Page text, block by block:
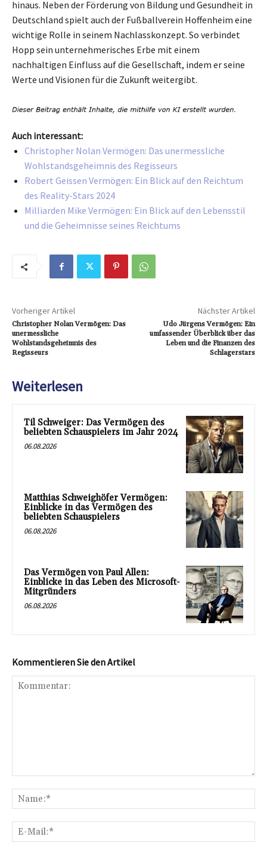
hinaus. Neben der Förderung von Bildung und Gesundheit in
Deutschland spielt auch der Fußballverein Hoffenheim eine
wichtige Rolle in seinem Nachlasskonzept. So verbindet
Hopp sein unternehmerisches Erbe mit einem
nachhaltigen Einfluss auf die Gesellschaft, indem er seine
Werte und Visionen für die Zukunft weitergibt.
Auch interessant:
Christopher Nolan Vermögen: Das unermessliche
Wohlstandsgeheimnis des Regisseurs
Robert Geissen Vermögen: Ein Blick auf den Reichtum
des Reality-Stars 2024
Milliarden Mike Vermögen: Ein Blick auf den Lebensstil
und die Geheimnisse seines Reichtums
Vorheriger Artikel
Christopher Nolan Vermögen: Das
unermessliche
Wohlstandsgeheimnis des
Regisseurs
Nächster Artikel
Udo Jürgens Vermögen: Ein
umfassender Überblick über das
Leben und die Finanzen des
Schlagerstars
Weiterlesen
Til Schweiger: Das Vermögen des
beliebten Schauspielers im Jahr 2024
06.08.2026
Matthias Schweighöfer Vermögen:
Einblicke in das Vermögen des
beliebten Schauspielers
06.08.2026
Das Vermögen von Paul Allen:
Einblicke in das Leben des Microsoft-
Mitgründers
06.08.2026
Kommentieren Sie den Artikel